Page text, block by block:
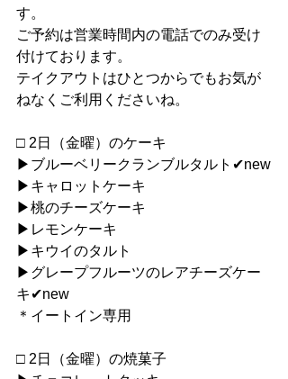
す。
ご予約は営業時間内の電話でのみ受け
付けております。
テイクアウトはひとつからでもお気が
ねなくご利用くださいね。
□ 2日（金曜）のケーキ
▶︎ブルーベリークランブルタルト✔︎new
▶︎キャロットケーキ
▶︎桃のチーズケーキ
▶︎レモンケーキ
▶︎キウイのタルト
▶︎グレープフルーツのレアチーズケー
キ✔︎new
＊イートイン専用
□ 2日（金曜）の焼菓子